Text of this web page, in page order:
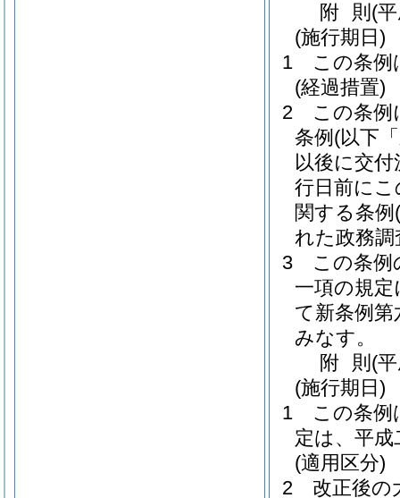
附 則 (
(施行期日)
1
この条例
(経過措置)
2
この条例
条例 (以下
以後に交
行日前に
関する条例
れた政務
3
この条例
一項の規
て新条例
みなす。
附 則 (
(施行期日)
1
この条例
定は、平
(適用区分)
2
改正後の